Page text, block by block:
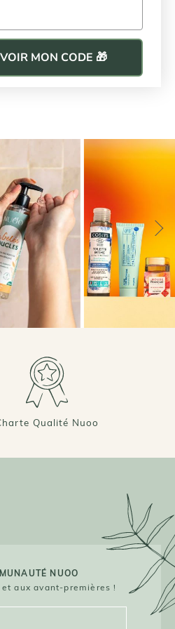
Qualité Nuoo
NUOO
aux avant-premières !
MON CODE 🎁